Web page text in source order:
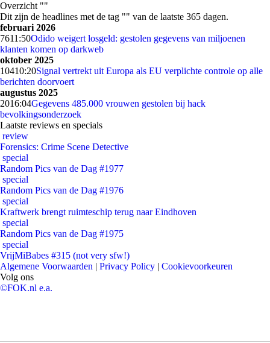
Overzicht ""
Dit zijn de headlines met de tag "" van de laatste 365 dagen.
februari 2026
7611:50Odido weigert losgeld: gestolen gegevens van miljoenen
klanten komen op darkweb
oktober 2025
10410:20Signal vertrekt uit Europa als EU verplichte controle op alle
berichten doorvoert
augustus 2025
2016:04Gegevens 485.000 vrouwen gestolen bij hack
bevolkingsonderzoek
Laatste reviews en specials
review
Forensics: Crime Scene Detective
special
Random Pics van de Dag #1977
special
Random Pics van de Dag #1976
special
Kraftwerk brengt ruimteschip terug naar Eindhoven
special
Random Pics van de Dag #1975
special
VrijMiBabes #315 (not very sfw!)
Algemene Voorwaarden | Privacy Policy | Cookievoorkeuren
Volg ons
©FOK.nl e.a.